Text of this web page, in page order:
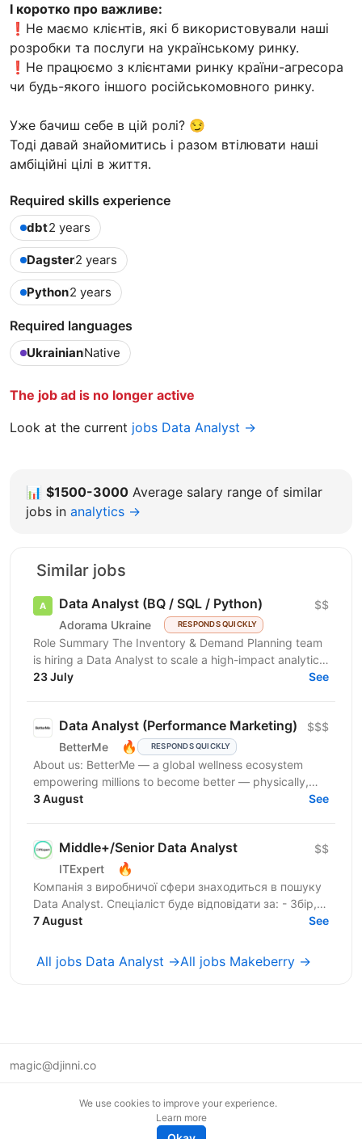
І коротко про важливе:
❗️Не маємо клієнтів, які б використовували наші
розробки та послуги на українському ринку.
❗️Не працюємо з клієнтами ринку країни-агресора
чи будь-якого іншого російськомовного ринку.
Уже бачиш себе в цій ролі? 😏
Тоді давай знайомитись і разом втілювати наші
амбіційні цілі в життя.
Required skills experience
dbt2 years
Dagster2 years
Python2 years
Required languages
UkrainianNative
The job ad is no longer active
Look at the current jobs Data Analyst →
📊 $1500-3000 Average salary range of similar
jobs in analytics →
Similar jobs
Data Analyst (BQ / SQL / Python)
Adorama Ukraine RESPONDS QUICKLY
$$
Role Summary The Inventory & Demand Planning team
is hiring a Data Analyst to scale a high-impact analytics
roadmap across inventory, in-stock, supply,...
23 July See
Data Analyst (Performance Marketing)
BetterMe 🔥 RESPONDS QUICKLY
$$$
About us: BetterMe — a global wellness ecosystem
empowering millions to become better — physically,
mentally, and emotionally. We build what makes
3 August See
Middle+/Senior Data Analyst
ITExpert 🔥
$$
Компанія з виробничої сфери знаходиться в пошуку
Data Analyst. Спеціаліст буде відповідати за: - Збір,
перевірку та підготовку даних із різних джерел -...
7 August See
All jobs Data Analyst →All jobs Makeberry →
magic@djinni.co
We use cookies to improve your experience.
Learn more